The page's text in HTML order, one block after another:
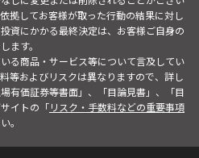
拠してお客様が取った行動の結果に対し
資にかかる最終決定は、お客様ご自身の
ます。
る商品・サービス等について言及してい
等およびリスクは異なりますので、詳し
有価証券等書面」、「目論見書」、「目
イトの「リスク・手数料などの重要事項
。